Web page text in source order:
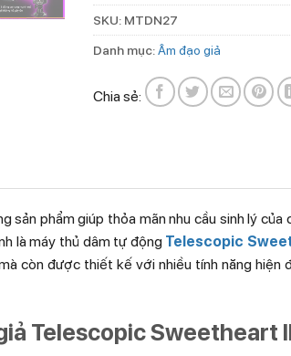
SKU: MTDN27
Danh mục:Âm đạo giả
Chia sẻ:
sản phẩm giúp thỏa mãn nhu cầu sinh lý
là máy thủ dâm tự động Telescopic
còn được thiết kế với nhiều tính năng hiện
Telescopic Sweetheart